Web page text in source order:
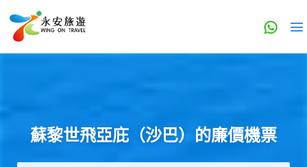
蘇黎世飛亞庇（沙巴）的廉價機票